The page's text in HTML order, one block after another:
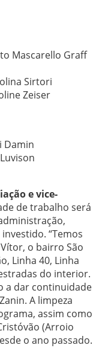
Mascarello Graff
Sirtori
Zeiser
Damin
e vice-
de trabalho será
“Temos
o bairro São
Linha 40, Linha
do interior.
a dar continuidade
A limpeza
assim como
(Arroio
o ano passado.